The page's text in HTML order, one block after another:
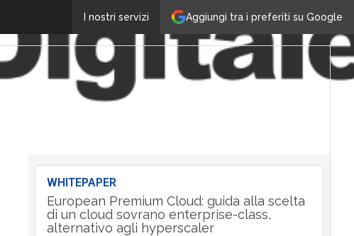
Aggiungi tra i preferiti su Google
I nostri servizi
WHITEPAPER
European Premium Cloud: guida alla scelta
di un cloud sovrano enterprise-class,
alternativo agli hyperscaler